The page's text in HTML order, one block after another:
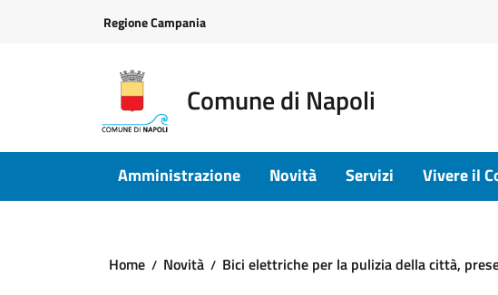
Regione Campania
Comune di Napoli
Amministrazione Novità Servizi Vivere il
Home Novità Bici elettriche per la pulizia della città,